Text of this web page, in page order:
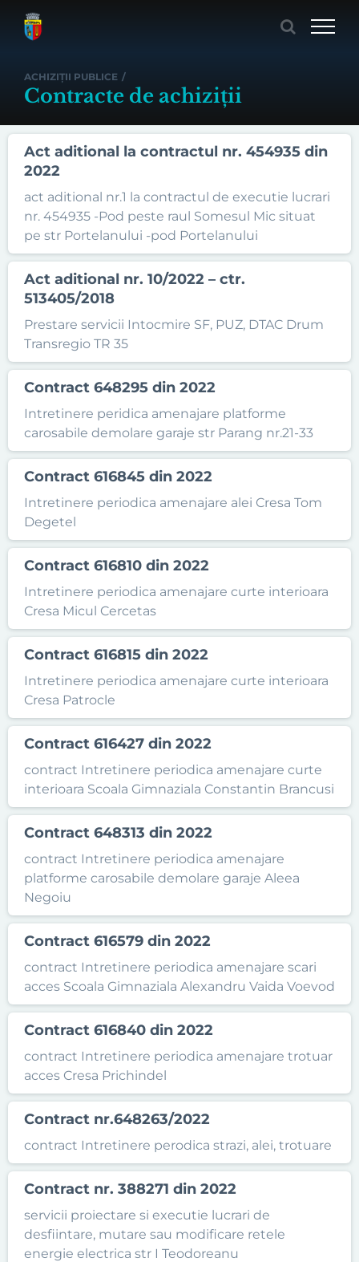
ACHIZIȚII PUBLICE /
Contracte de achiziții
Act aditional la contractul nr. 454935 din
2022
act aditional nr.1 la contractul de executie lucrari
nr. 454935 -Pod peste raul Somesul Mic situat
pe str Portelanului -pod Portelanului
Act aditional nr. 10/2022 – ctr.
513405/2018
Prestare servicii Intocmire SF, PUZ, DTAC Drum
Transregio TR 35
Contract 648295 din 2022
Intretinere peridica amenajare platforme
carosabile demolare garaje str Parang nr.21-33
Contract 616845 din 2022
Intretinere periodica amenajare alei Cresa Tom
Degetel
Contract 616810 din 2022
Intretinere periodica amenajare curte interioara
Cresa Micul Cercetas
Contract 616815 din 2022
Intretinere periodica amenajare curte interioara
Cresa Patrocle
Contract 616427 din 2022
contract Intretinere periodica amenajare curte
interioara Scoala Gimnaziala Constantin Brancusi
Contract 648313 din 2022
contract Intretinere periodica amenajare
platforme carosabile demolare garaje Aleea
Negoiu
Contract 616579 din 2022
contract Intretinere periodica amenajare scari
acces Scoala Gimnaziala Alexandru Vaida Voevod
Contract 616840 din 2022
contract Intretinere periodica amenajare trotuar
acces Cresa Prichindel
Contract nr.648263/2022
contract Intretinere perodica strazi, alei, trotuare
Contract nr. 388271 din 2022
servicii proiectare si executie lucrari de
desfiintare, mutare sau modificare retele
energie electrica str I Teodoreanu